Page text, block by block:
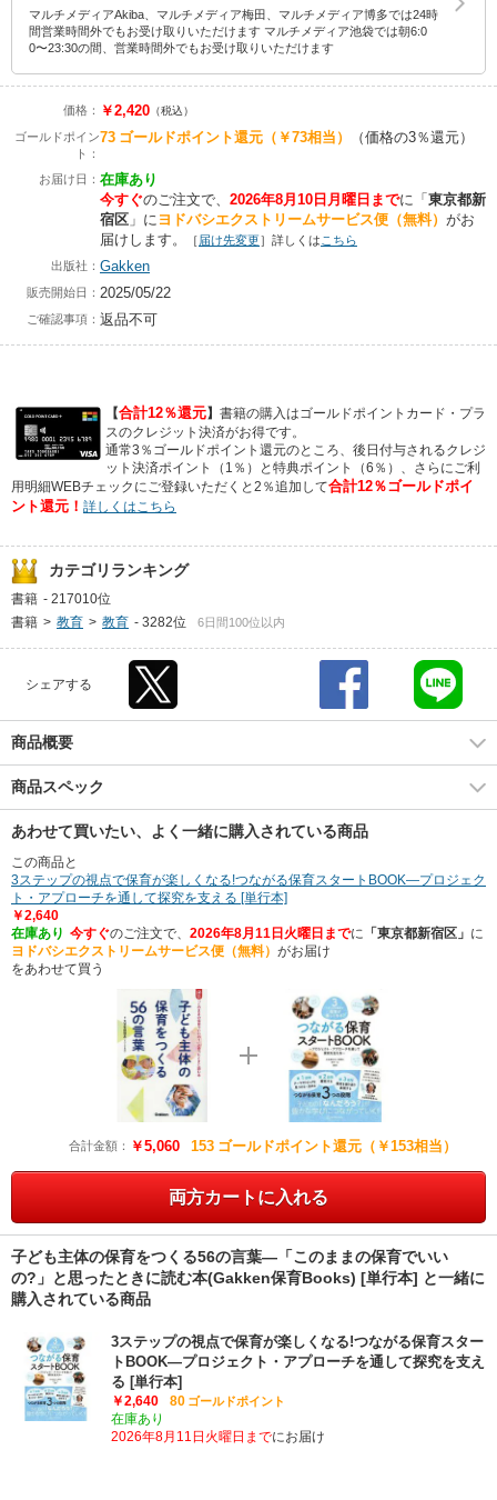
マルチメディアAkiba、マルチメディア梅田、マルチメディア博多では24時
間営業時間外でもお受け取りいただけます マルチメディア池袋では朝6:0
0〜23:30の間、営業時間外でもお受け取りいただけます
価格： ￥2,420 （税込）
ゴールドポイン
ト：
73 ゴールドポイント還元 （￥73相当） （価格の3％還元）
お届け日： 在庫あり
今すぐのご注文で、 2026年8月10日月曜日までに 「 東京都新
宿区 」に ヨドバシエクストリームサービス便（無料） がお
届けします。
［届け先変更］詳しくは こちら
出版社： Gakken
販売開始日： 2025/05/22
ご確認事項： 返品不可
【合計12％還元】 書籍の購入はゴールドポイントカード・プラ
スのクレジット決済がお得です。
通常3％ゴールドポイント還元のところ、後日付与されるクレジ
ット決済ポイント（1％）と特典ポイント（6％）、さらにご利
用明細WEBチェックにご登録いただくと2％追加して合計12％ゴールドポイ
ント還元！ 詳しくはこちら
カテゴリランキング
書籍 - 217010位
書籍 > 教育 > 教育 - 3282位 6日間100位以内
シェアする
商品概要
商品スペック
あわせて買いたい、よく一緒に購入されている商品
この商品と
3ステップの視点で保育が楽しくなる!つながる保育スタートBOOK―プロジェク
ト・アプローチを通して探究を支える [単行本]
￥2,640
在庫あり 今すぐのご注文で、 2026年8月11日火曜日までに 「東京都新宿区」 に
ヨドバシエクストリームサービス便（無料） がお届け
をあわせて買う
合計金額： ￥5,060 153 ゴールドポイント還元（￥153相当）
両方カートに入れる
子ども主体の保育をつくる56の言葉―「このままの保育でいい
の?」と思ったときに読む本(Gakken保育Books) [単行本] と一緒に
購入されている商品
3ステップの視点で保育が楽しくなる!つながる保育スター
トBOOK―プロジェクト・アプローチを通して探究を支え
る [単行本]
￥2,640 80 ゴールドポイント
在庫あり
2026年8月11日火曜日までにお届け